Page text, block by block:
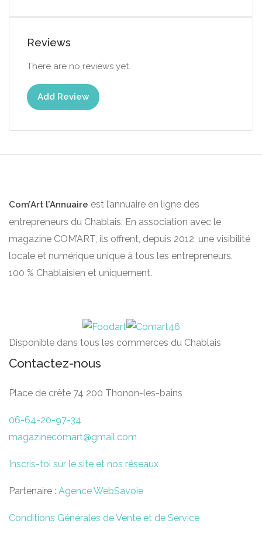
Reviews
There are no reviews yet.
Add Review
Com’Art l’Annuaire est l’annuaire en ligne des
entrepreneurs du Chablais. En association avec le
magazine COM’ART, ils offrent, depuis 2012, une visibilité
locale et numérique unique à tous les entrepreneurs.
100 % Chablaisien et uniquement.
Disponible dans tous les commerces du Chablais
Contactez-nous
Place de crête 74 200 Thonon-les-bains
06-64-20-97-34
magazinecomart@gmail.com
Inscris-toi sur le site et nos réseaux
Partenaire : Agence WebSavoie
Conditions Générales de Vente et de Service